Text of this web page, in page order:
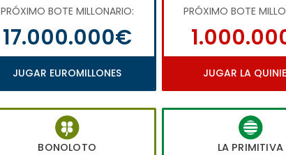
PRÓXIMO BOTE MILLONARIO:
17.000.000€
JUGAR EUROMILLONES
PRÓXIMO BOTE
JUGAR LA
BONOLOTO
LA PRIMITIVA